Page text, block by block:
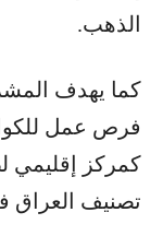
الذهب.
كما يهدف
فرص عمل
كمركز إقليمي
تصنيف العراق